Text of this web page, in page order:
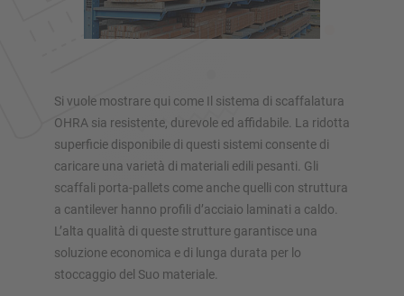
Si vuole mostrare qui come Il sistema di scaffalatura
OHRA sia resistente, durevole ed affidabile. La ridotta
superficie disponibile di questi sistemi consente di
caricare una varietà di materiali edili pesanti. Gli
scaffali porta-pallets come anche quelli con struttura
a cantilever hanno profili d’acciaio laminati a caldo.
L’alta qualità di queste strutture garantisce una
soluzione economica e di lunga durata per lo
stoccaggio del Suo materiale.
Scaffale porta pallet
Magazzini autoportanti
Soppalchi
Sistemi di scaffalature verticali
Realizza personalmente la tua scaffalatura con il nostro
configuratore